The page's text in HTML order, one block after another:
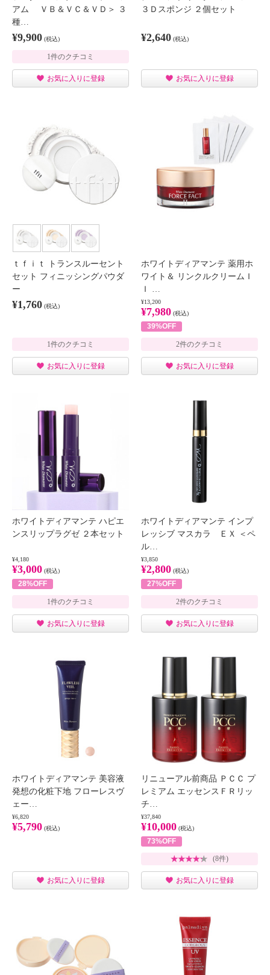
アム ＶＢ＆ＶＣ＆ＶＤ＞ ３
種…
¥9,900 (税込)
1件のクチコミ
お気に入りに登録
３Ｄスポンジ ２個セット
¥2,640 (税込)
お気に入りに登録
ｔｆｉｔ トランスルーセント
セット フィニッシングパウダ
ー
¥1,760 (税込)
1件のクチコミ
お気に入りに登録
ホワイトディアマンテ 薬用ホ
ワイト＆ リンクルクリームＩ
Ｉ …
¥13,200
¥7,980 (税込)
39%OFF
2件のクチコミ
お気に入りに登録
ホワイトディアマンテ ハピエ
ンスリップラグゼ ２本セット
¥4,180
¥3,000 (税込)
28%OFF
1件のクチコミ
お気に入りに登録
ホワイトディアマンテ インプ
レッシブ マスカラ ＥＸ ＜ペ
ル…
¥3,850
¥2,800 (税込)
27%OFF
2件のクチコミ
お気に入りに登録
ホワイトディアマンテ 美容液
発想の化粧下地 フローレスヴ
ェー…
¥6,820
¥5,790 (税込)
お気に入りに登録
リニューアル前商品 ＰＣＣ プ
レミアム エッセンスＦＲリッ
チ…
¥37,840
¥10,000 (税込)
73%OFF
(8件)
お気に入りに登録